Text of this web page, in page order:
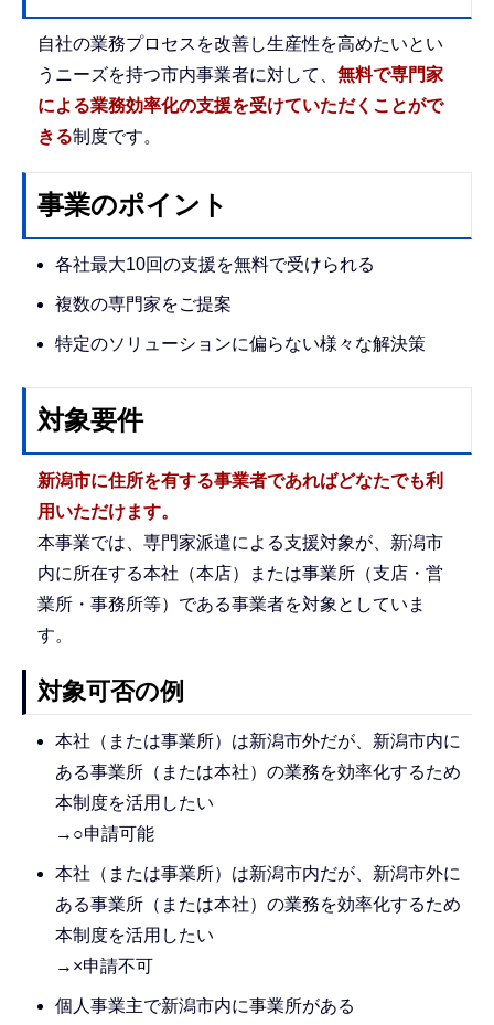
自社の業務プロセスを改善し生産性を高めたいとい
うニーズを持つ市内事業者に対して、 無料で専門家
による業務効率化の支援を受けていただくことがで
きる制度です。
事業のポイント
各社最大10回の支援を無料で受けられる
複数の専門家をご提案
特定のソリューションに偏らない様々な解決策
対象要件
新潟市に住所を有する事業者であればどなたでも利
用いただけます。
本事業では、専門家派遣による支援対象が、新潟市
内に所在する本社（本店）または事業所（支店・営
業所・事務所等）である事業者を対象としていま
す。
対象可否の例
本社（または事業所）は新潟市外だが、新潟市内に
ある事業所（または本社）の業務を効率化するため
本制度を活用したい
→○申請可能
本社（または事業所）は新潟市内だが、新潟市外に
ある事業所（または本社）の業務を効率化するため
本制度を活用したい
→×申請不可
個人事業主で新潟市内に事業所がある